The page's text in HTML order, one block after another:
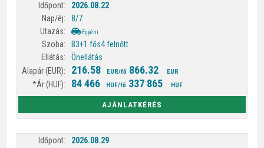
2026.08.22
8/7
Egyéni
B3+1 fős4 felnőtt
Önellátás
216.58 EUR/fő 866.32 EUR
84 466 HUF/fő 337 865 HUF
AJÁNLATKÉRÉS
2026.08.29